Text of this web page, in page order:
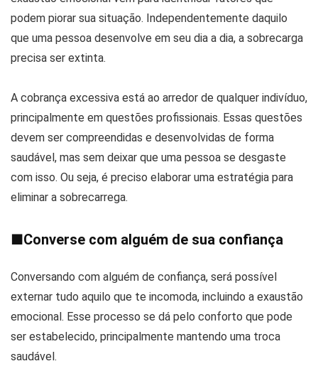
podem piorar sua situação. Independentemente daquilo
que uma pessoa desenvolve em seu dia a dia, a sobrecarga
precisa ser extinta.
A cobrança excessiva está ao arredor de qualquer indivíduo,
principalmente em questões profissionais. Essas questões
devem ser compreendidas e desenvolvidas de forma
saudável, mas sem deixar que uma pessoa se desgaste
com isso. Ou seja, é preciso elaborar uma estratégia para
eliminar a sobrecarrega.
■Converse com alguém de sua confiança
Conversando com alguém de confiança, será possível
externar tudo aquilo que te incomoda, incluindo a exaustão
emocional. Esse processo se dá pelo conforto que pode
ser estabelecido, principalmente mantendo uma troca
saudável.